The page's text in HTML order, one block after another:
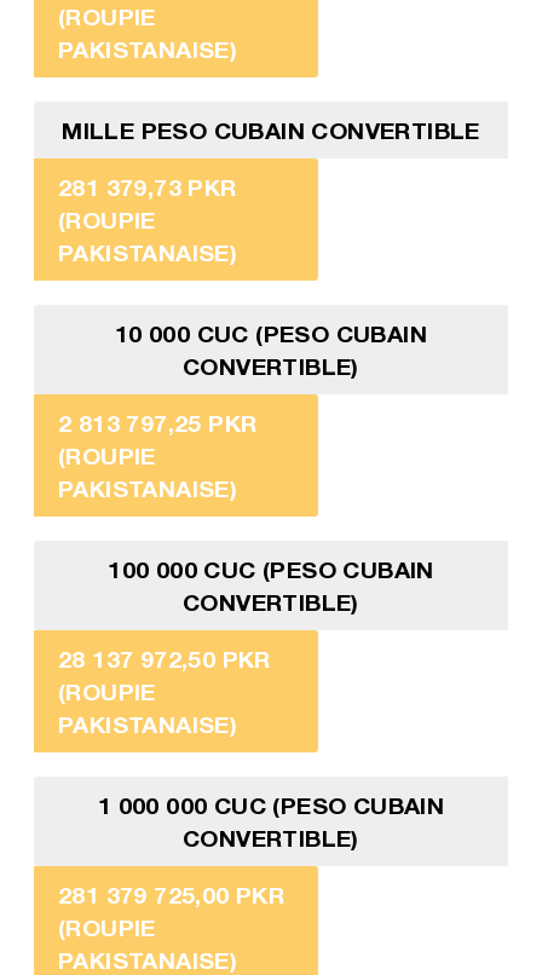
(ROUPIE
PAKISTANAISE)
MILLE PESO CUBAIN CONVERTIBLE
281 379,73 PKR
(ROUPIE
PAKISTANAISE)
10 000 CUC (PESO CUBAIN
CONVERTIBLE)
2 813 797,25 PKR
(ROUPIE
PAKISTANAISE)
100 000 CUC (PESO CUBAIN
CONVERTIBLE)
28 137 972,50 PKR
(ROUPIE
PAKISTANAISE)
1 000 000 CUC (PESO CUBAIN
CONVERTIBLE)
281 379 725,00 PKR
(ROUPIE
PAKISTANAISE)